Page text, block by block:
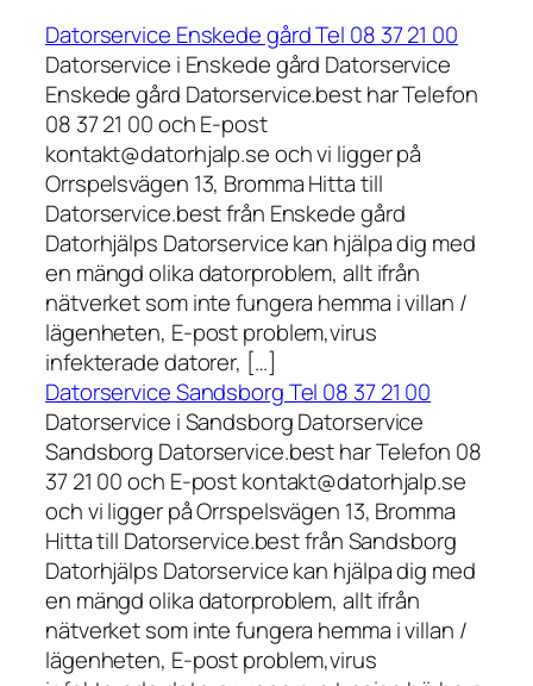
Datorservice Enskede gård Tel 08 37 21 00
Datorservice i Enskede gård Datorservice
Enskede gård Datorservice.best har Telefon
08 37 21 00 och E-post
kontakt@datorhjalp.se och vi ligger på
Orrspelsvägen 13, Bromma Hitta till
Datorservice.best från Enskede gård
Datorhjälps Datorservice kan hjälpa dig med
en mängd olika datorproblem, allt ifrån
nätverket som inte fungera hemma i villan /
lägenheten, E-post problem,virus
infekterade datorer, […]
Datorservice Sandsborg Tel 08 37 21 00
Datorservice i Sandsborg Datorservice
Sandsborg Datorservice.best har Telefon 08
37 21 00 och E-post kontakt@datorhjalp.se
och vi ligger på Orrspelsvägen 13, Bromma
Hitta till Datorservice.best från Sandsborg
Datorhjälps Datorservice kan hjälpa dig med
en mängd olika datorproblem, allt ifrån
nätverket som inte fungera hemma i villan /
lägenheten, E-post problem,virus